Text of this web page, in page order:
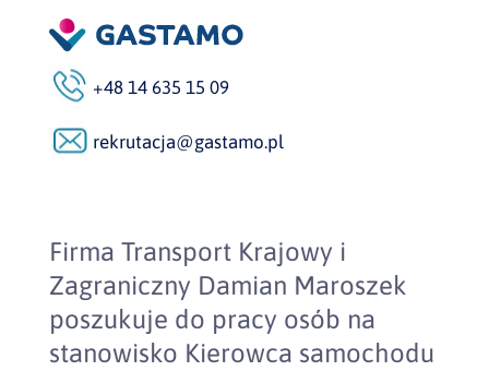
+48 14 635 15 09
rekrutacja@gastamo.pl
Firma Transport Krajowy i
Zagraniczny Damian Maroszek
poszukuje do pracy osób na
stanowisko Kierowca samochodu